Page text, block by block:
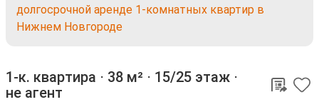
долгосрочной аренде 1-комнатных квартир в
Нижнем Новгороде
1-к. квартира ⋅ 38 м² ⋅ 15/25 этаж ⋅
не агент